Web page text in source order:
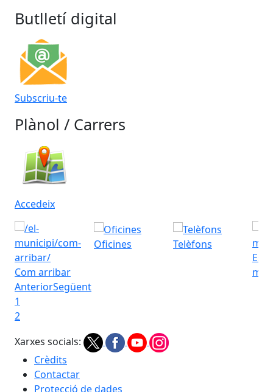
Butlletí digital
Subscriu-te
Plànol / Carrers
Accedeix
Com arribar
Oficines
Telèfons
AnteriorSegüent
1
2
Xarxes socials:
Crèdits
Contactar
Protecció de dades